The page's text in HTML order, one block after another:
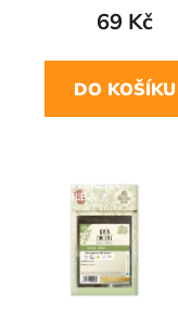
69 Kč
DO KOŠÍKU
NAŠE OVĚŘENÁ
VOLBA